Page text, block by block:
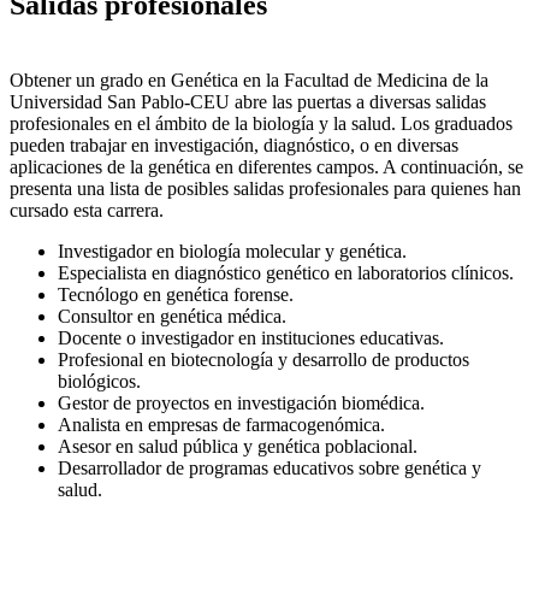
Obtener un grado en Genética en la Facultad de Medicina de la
Universidad San Pablo-CEU abre las puertas a diversas salidas
profesionales en el ámbito de la biología y la salud. Los graduados
pueden trabajar en investigación, diagnóstico, o en diversas
aplicaciones de la genética en diferentes campos. A continuación, se
presenta una lista de posibles salidas profesionales para quienes han
cursado esta carrera.
Investigador en biología molecular y genética.
Especialista en diagnóstico genético en laboratorios clínicos.
Tecnólogo en genética forense.
Consultor en genética médica.
Docente o investigador en instituciones educativas.
Profesional en biotecnología y desarrollo de productos
biológicos.
Gestor de proyectos en investigación biomédica.
Analista en empresas de farmacogenómica.
Asesor en salud pública y genética poblacional.
Desarrollador de programas educativos sobre genética y
salud.